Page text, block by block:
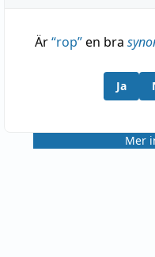
Är“rop”en bra
Ja
Mer